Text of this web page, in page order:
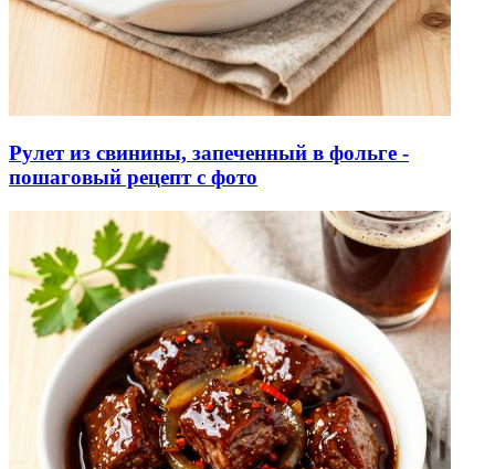
Рулет из свинины, запеченный в фольге -
пошаговый рецепт с фото